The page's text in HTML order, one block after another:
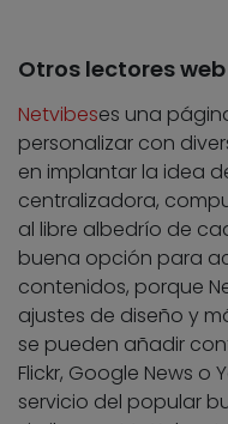
Otros lectores web
Netvibeses una
personalizar con
en implantar la idea
centralizadora,
al libre albedrío de
buena opción para
contenidos, porque
ajustes de diseño y
se pueden añadir
Flickr, Google News o
servicio del popular